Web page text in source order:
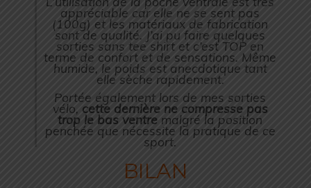
appréciable car elle ne se sent pas
(100g) et les matériaux de fabrication
sont de qualité. J’ai pu faire quelques
sorties sans tee shirt et c’est TOP en
terme de confort et de sensations. Même
humide, le poids est anecdotique tant
elle sèche rapidement.
Portée également lors de mes sorties
vélo, cette dernière ne compresse pas
trop le bas ventre malgré la position
penchée que nécessite la pratique de ce
sport.
BILAN